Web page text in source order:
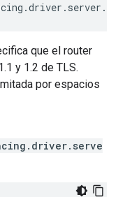
.driver . server .
que el router
y 1.2 de TLS.
por espacios